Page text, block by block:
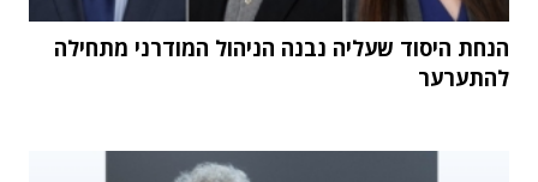
הנחת היסוד שעליה נבנה הניהול המודרני מתחילה
להתערער